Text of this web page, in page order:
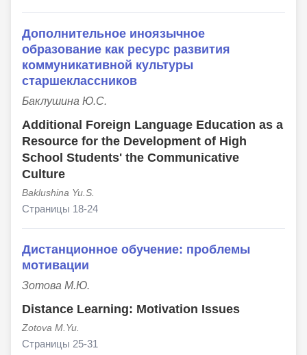
Дополнительное иноязычное
образование как ресурс развития
коммуникативной культуры
старшеклассников
Баклушина Ю.С.
Additional Foreign Language Education as a
Resource for the Development of High
School Students' the Communicative
Culture
Baklushina Yu.S.
Страницы 18-24
Дистанционное обучение: проблемы
мотивации
Зотова М.Ю.
Distance Learning: Motivation Issues
Zotova M.Yu.
Страницы 25-31